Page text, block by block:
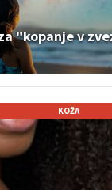
"kopanje v
KOŽA